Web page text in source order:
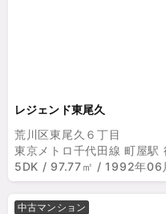
レジェンド東尾久
荒川区東尾久６丁目
東京メトロ千代田線 町屋駅
5DK / 97.77㎡ / 1992年06
中古マンション